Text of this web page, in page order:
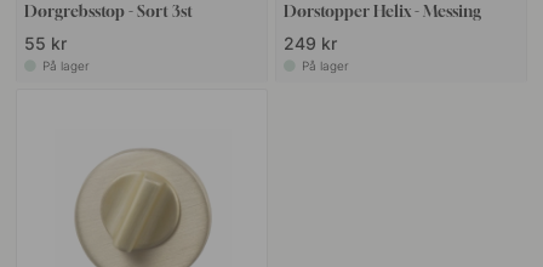
Dørgrebsstop - Sort 3st
55 kr
På lager
Dørstopper Helix - Messing
249 kr
På lager